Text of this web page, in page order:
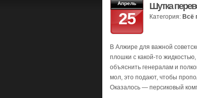
Апрель
25
Шутка
Категория: Всё
В Алжире для важной
плошки с какой-то
объяснить генералам и
мол, это подают, чтобы
Оказалось — персиковый